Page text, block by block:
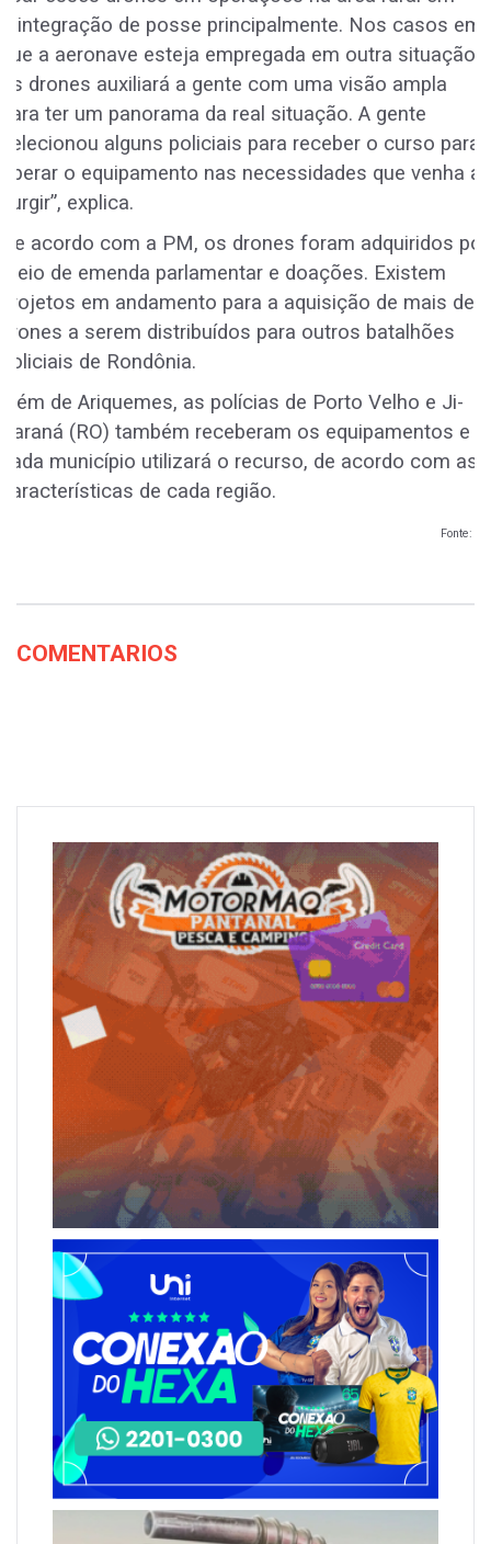
reintegração de posse principalmente. Nos casos em
que a aeronave esteja empregada em outra situação,
os drones auxiliará a gente com uma visão ampla
para ter um panorama da real situação. A gente
selecionou alguns policiais para receber o curso para
operar o equipamento nas necessidades que venha a
surgir”, explica.
De acordo com a PM, os drones foram adquiridos por
meio de emenda parlamentar e doações. Existem
projetos em andamento para a aquisição de mais dez
drones a serem distribuídos para outros batalhões
policiais de Rondônia.
Além de Ariquemes, as polícias de Porto Velho e Ji-
Paraná (RO) também receberam os equipamentos e
cada município utilizará o recurso, de acordo com as
características de cada região.
Fonte: G1
COMENTARIOS